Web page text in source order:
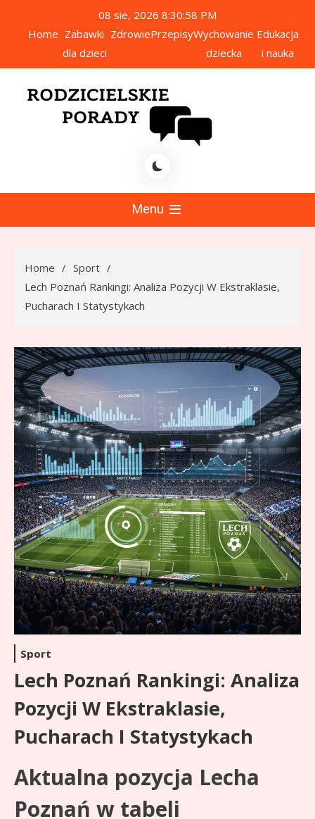
08 sie, 2026 8:30:59 PM
Home Zabawki
dla dzieci
ZdrowiePrzepisyWychowanie
dziecka
Edukacja
i nauka
Porady
Menu
Home
Sport
Lech Poznań Rankingi: Analiza Pozycji W Ekstraklasie,
Pucharach I Statystykach
Sport
Lech Poznań Rankingi: Analiza
Pozycji W Ekstraklasie,
Pucharach I Statystykach
Aktualna pozycja Lecha
Poznań w tabeli